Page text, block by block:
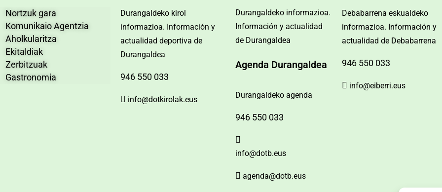
Nortzuk gara
Komunikaio Agentzia
Aholkularitza
Ekitaldiak
Zerbitzuak
Gastronomia
Durangaldeko kirol
informazioa. Información y
actualidad deportiva de
Durangaldea
946 550 033
info@dotkirolak.eus
Durangaldeko informazioa.
Información y actualidad
de Durangaldea
Agenda Durangaldea
Durangaldeko agenda
946 550 033
info@dotb.eus
agenda@dotb.eus
Debabarrena eskualdeko
informazioa. Información y
actualidad de Debabarrena
946 550 033
info@eiberri.eus